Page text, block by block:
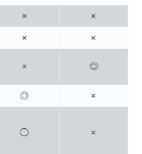
× ×
× ×
× ◎
◎ ×
◯ ×